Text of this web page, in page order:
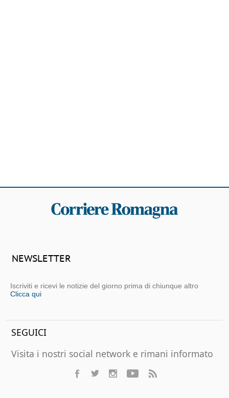
NEWSLETTER
Iscriviti e ricevi le notizie del giorno prima di chiunque altro
Clicca qui
SEGUICI
Visita i nostri social network e rimani informato